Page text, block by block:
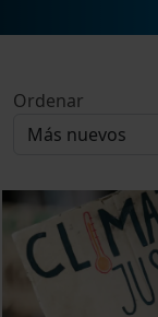
Ordenar